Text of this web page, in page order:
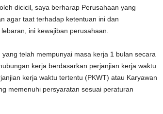
dicicil, saya berharap Perusahaan yang
agar taat terhadap ketentuan ini dan
ini kewajiban perusahaan.
telah mempunyai masa kerja 1 bulan secara
kerja berdasarkan perjanjian kerja waktu
kerja waktu tertentu (PKWT) atau Karyawan
memenuhi persyaratan sesuai peraturan